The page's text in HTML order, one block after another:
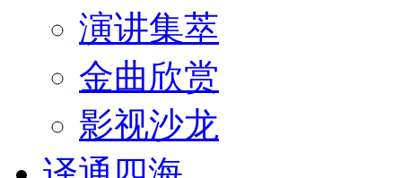
演讲集萃
金曲欣赏
影视沙龙